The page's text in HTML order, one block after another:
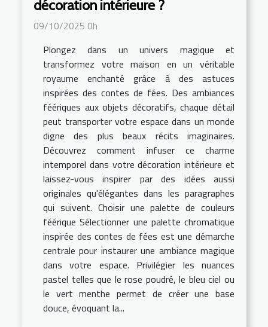
décoration intérieure ?
09/10/2025 0h
Plongez dans un univers magique et
transformez votre maison en un véritable
royaume enchanté grâce à des astuces
inspirées des contes de fées. Des ambiances
féériques aux objets décoratifs, chaque détail
peut transporter votre espace dans un monde
digne des plus beaux récits imaginaires.
Découvrez comment infuser ce charme
intemporel dans votre décoration intérieure et
laissez-vous inspirer par des idées aussi
originales qu'élégantes dans les paragraphes
qui suivent. Choisir une palette de couleurs
féérique Sélectionner une palette chromatique
inspirée des contes de fées est une démarche
centrale pour instaurer une ambiance magique
dans votre espace. Privilégier les nuances
pastel telles que le rose poudré, le bleu ciel ou
le vert menthe permet de créer une base
douce, évoquant la...